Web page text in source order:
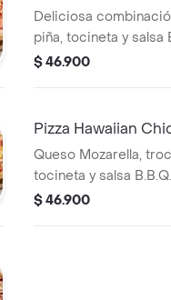
Deliciosa
piña, tocineta y salsa
$ 46.900
Pizza Hawaiian
Queso Mozarella,
tocineta y salsa B.B.Q.
$ 46.900